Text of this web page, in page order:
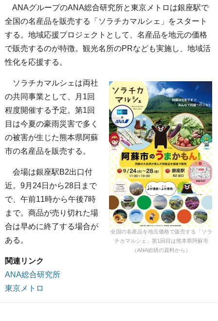
ANAグループのANA総合研究所と東京メトロは銀座駅で
全国の名産品を販売する「ソラチカマルシェ」をスタート
する。地域応援プロジェクトとして、名産品を地元の価格
で販売するのが特徴。観光名所のPRなども実施し、地域活
性化を応援する。
全国の名産品を地元価格で販売する「ソラ
チカマルシェ」第1回目は熊本県阿蘇市
（ANA総研の資料から）
ソラチカマルシェは両社
の共同事業として、月1回
程度開催する予定。第1回
目は今夏の豪雨災害で多く
の被害が生じた熊本県阿蘇
市の名産品を販売する。
会場は銀座駅B2出口付
近。9月24日から28日まで
で、午前11時から午後7時
まで。商品が売り切れた場
合は早めに終了する場合が
ある。
関連リンク
ANA総合研究所
東京メトロ